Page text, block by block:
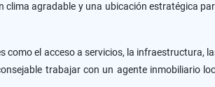
clima agradable y una ubicación estratégica
el acceso a servicios, la infraestructura,
trabajar con un agente inmobiliario